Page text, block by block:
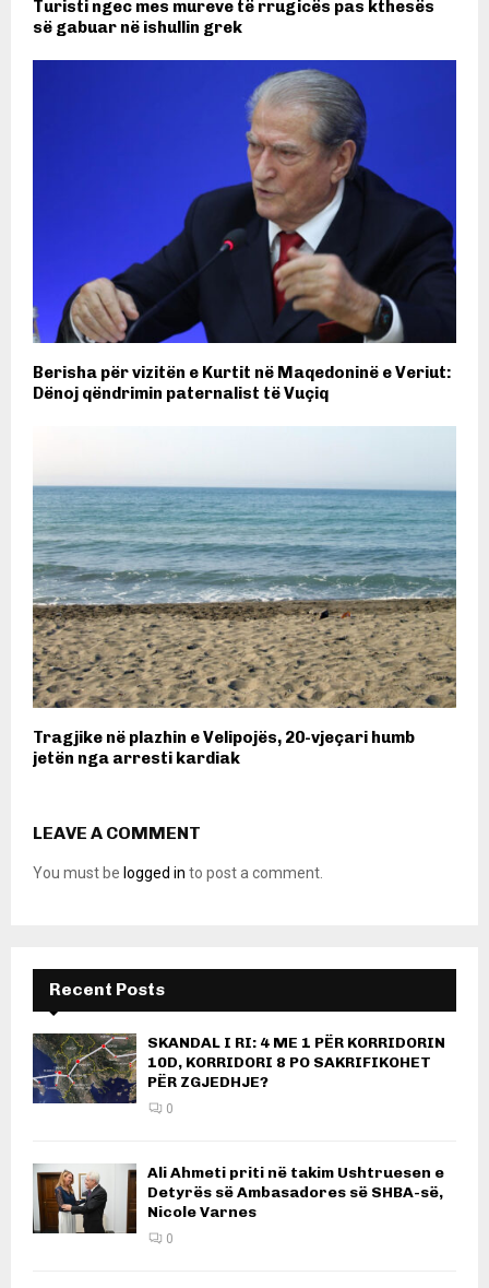
Turisti ngec mes mureve të rrugicës pas kthesës
së gabuar në ishullin grek
Berisha për vizitën e Kurtit në Maqedoninë e Veriut:
Dënoj qëndrimin paternalist të Vuçiq
Tragjike në plazhin e Velipojës, 20-vjeçari humb
jetën nga arresti kardiak
LEAVE A COMMENT
You must be logged in to post a comment.
Recent Posts
SKANDAL I RI: 4 ME 1 PËR KORRIDORIN
10D, KORRIDORI 8 PO SAKRIFIKOHET
PËR ZGJEDHJE?
0
Ali Ahmeti priti në takim Ushtruesen e
Detyrës së Ambasadores së SHBA-së,
Nicole Varnes
0